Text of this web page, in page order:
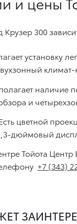
300
установку
климат-
наличие
и
цветной
дюймовый
Тойота
+7 (343)